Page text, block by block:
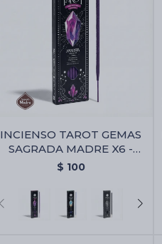
INCIENSO TAROT GEMAS
SAGRADA MADRE X6 -
Amatista - Violeta/lavanda
$ 100